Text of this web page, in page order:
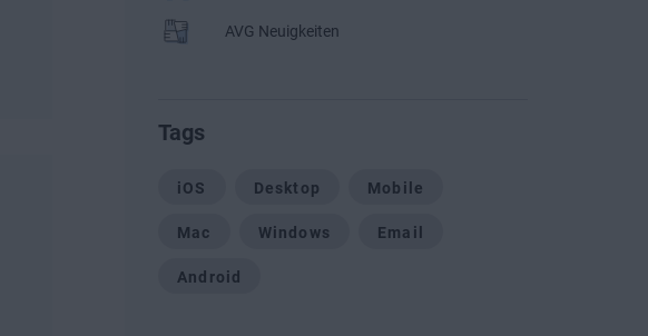
AVG Neuigkeiten
Tags
iOS Desktop Mobile
Mac Windows Email
Android